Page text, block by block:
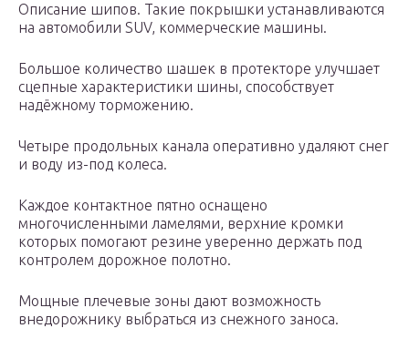
Описание шипов. Такие покрышки устанавливаются
на автомобили SUV, коммерческие машины.
Большое количество шашек в протекторе улучшает
сцепные характеристики шины, способствует
надёжному торможению.
Четыре продольных канала оперативно удаляют снег
и воду из-под колеса.
Каждое контактное пятно оснащено
многочисленными ламелями, верхние кромки
которых помогают резине уверенно держать под
контролем дорожное полотно.
Мощные плечевые зоны дают возможность
внедорожнику выбраться из снежного заноса.